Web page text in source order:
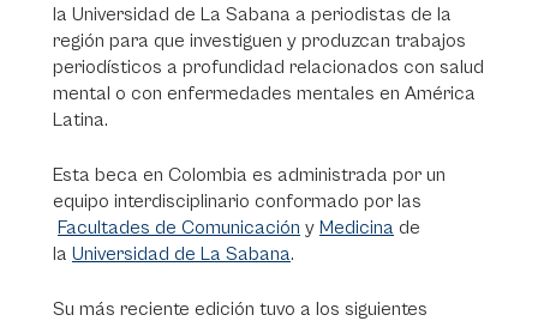
la Universidad de La Sabana a periodistas de la
región para que investiguen y produzcan trabajos
periodísticos a profundidad relacionados con salud
mental o con enfermedades mentales en América
Latina.
Esta beca en Colombia es administrada por un
equipo interdisciplinario conformado por las
Facultades de Comunicación y Medicina de
la Universidad de La Sabana.
Su más reciente edición tuvo a los siguientes